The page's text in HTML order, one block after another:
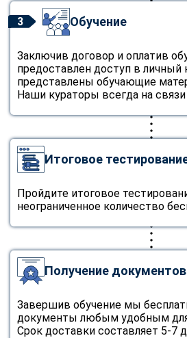
3 Обучение
Заключив договор и оплатив
предоставлен доступ в личный
представлены обучающие
Наши кураторы всегда на
Итоговое
Пройдите итоговое
неограниченное количество
Получение документов
Завершив обучение мы
документы любым удобным
Срок доставки составляет 5-7